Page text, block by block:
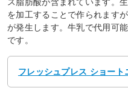
を加工することで作られます
が発生します。牛乳で代用可
です。
フレッシュプレス ショート